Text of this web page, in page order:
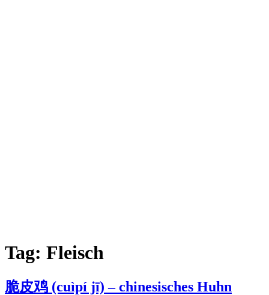
Tag: Fleisch
脆皮鸡 (cuìpí jī) – chinesisches Huhn